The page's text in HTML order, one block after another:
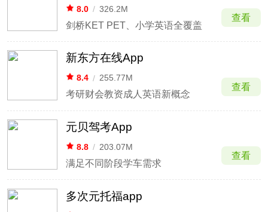
8.0 / 326.2M
剑桥KET PET、小学英语全覆盖
查看
新东方在线App
8.4 / 255.77M
考研财会教资成人英语新概念
查看
元贝驾考App
8.8 / 203.07M
满足不同阶段学车需求
查看
多次元托福app